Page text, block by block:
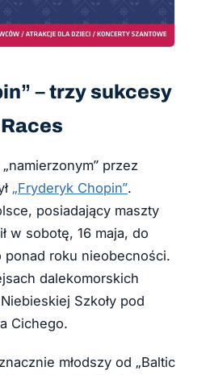
– trzy sukcesy
przez
„Fryderyk Chopin”.
posiadający maszty
w sobotę, 16 maja, do
roku nieobecności.
dalekomorskich
Szkoły pod
Cichego.
młodszy od „Baltic